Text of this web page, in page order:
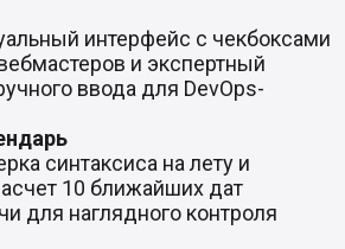
интерфейс с чекбоксами
и экспертный
ввода для DevOps-
синтаксиса на лету и
10 ближайших дат
для наглядного контроля